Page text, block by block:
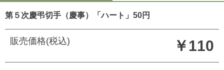
第５次慶弔切手（慶事）「ハート」50円
販売価格(税込) ￥110